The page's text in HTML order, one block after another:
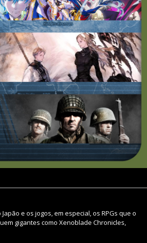
e os jogos, em especial, os RPGs que o
gigantes como Xenoblade Chronicles,